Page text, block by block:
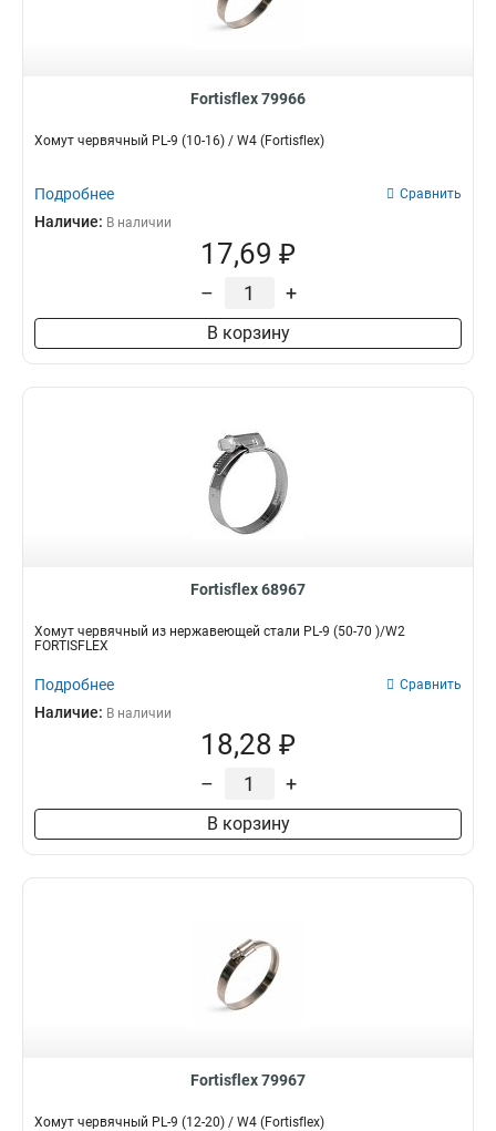
Fortisflex 79966
Хомут червячный PL-9 (10-16) / W4 (Fortisflex)
Подробнее Сравнить
Наличие: В наличии
17,69 ₽
– +
В корзину
Fortisflex 68967
Хомут червячный из нержавеющей стали PL-9 (50-70 )/W2
FORTISFLEX
Подробнее Сравнить
Наличие: В наличии
18,28 ₽
– +
В корзину
Fortisflex 79967
Хомут червячный PL-9 (12-20) / W4 (Fortisflex)